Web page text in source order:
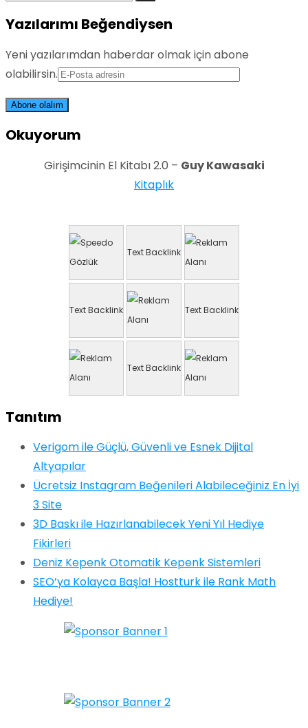
Yazılarımı Beğendiysen
Yeni yazılarımdan haberdar olmak için abone
olabilirsin.
Okuyorum
Girişimcinin El Kitabı 2.0 – Guy Kawasaki
Kitaplık
Text Backlink
Text Backlink Text Backlink
Text Backlink
Tanıtım
Verigom ile Güçlü, Güvenli ve Esnek Dijital
Altyapılar
Ücretsiz Instagram Beğenileri Alabileceğiniz En İyi
3 Site
3D Baskı ile Hazırlanabilecek Yeni Yıl Hediye
Fikirleri
Deniz Kepenk Otomatik Kepenk Sistemleri
SEO’ya Kolayca Başla! Hostturk ile Rank Math
Hediye!